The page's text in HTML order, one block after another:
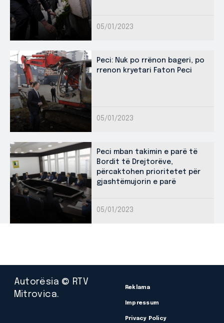
05/01/2023
Peci: Nuk po rrënon bageri, po
rrenon kryetari Faton Peci
05/01/2023
Peci mban takimin e parë të
Bordit të Drejtorëve,
përcaktohen prioritetet për
gjashtëmujorin e parë
05/01/2023
Autorësia © RTV
Mitrovica.
Reklama
Impressum
Privacy Policy